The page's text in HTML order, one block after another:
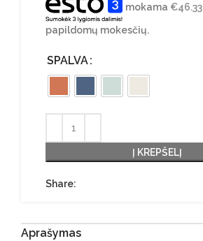
mokama €46.33
papildomų mokesčių.
SPALVA
Į KREPŠELĮ
Share:
Aprašymas